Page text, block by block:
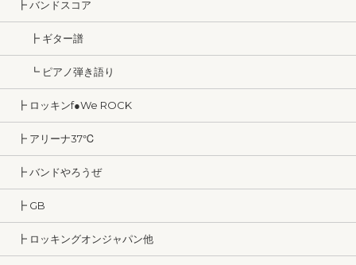
┣ バンドスコア
┣ ギター譜
┗ ピアノ弾き語り
┣ ロッキンf●We ROCK
┣ アリーナ37℃
┣ バンドやろうぜ
┣ GB
┣ ロッキングオンジャパン他